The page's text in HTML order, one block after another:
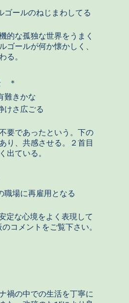
ゴールのねじまわしてる
的な孤独な世界をうまく
ゴールが何か懐かしく、
る。
＊
難きかな
けさ広ごる
要であったという。下の
り、共感させる。２首目
出ている。
職場に再雇用となる
定な心境をよく表現して
コメントをご覧下さい。
禍の中での生活を丁寧に